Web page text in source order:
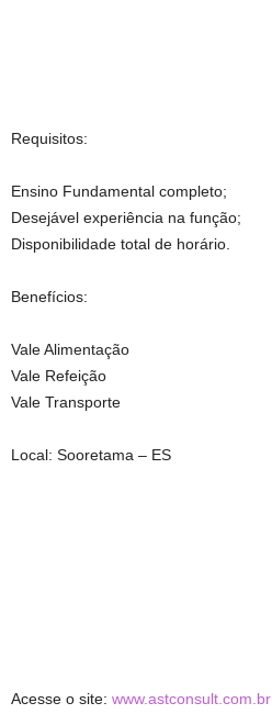
Requisitos:
Ensino Fundamental completo;
Desejável experiência na função;
Disponibilidade total de horário.
Benefícios:
Vale Alimentação
Vale Refeição
Vale Transporte
Local: Sooretama – ES
Acesse o site: www.astconsult.com.br